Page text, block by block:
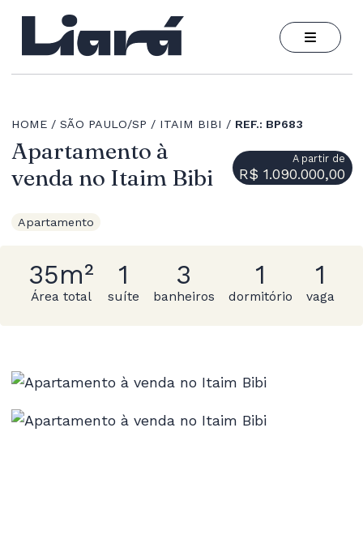
HOME SÃO PAULO/SP ITAIM BIBI REF.: BP683
Apartamento à
venda no Itaim Bibi
A partir de
R$ 1.090.000,00
Apartamento
35m²
Área total
1
suíte
3
banheiros
1
dormitório
1
vaga